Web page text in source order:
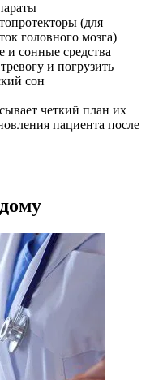
(для
головного мозга)
и сонные средства
и погрузить
сон
четкий план их
пациента после